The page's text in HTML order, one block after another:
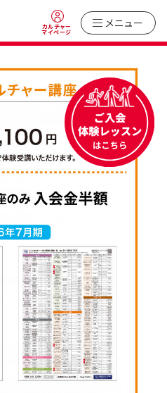
カルチャー
マイページ
メニュー